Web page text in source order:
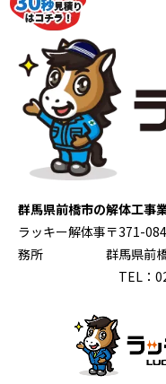
群馬県前橋市の解体工事
ラッキー解体事
務所
〒371-
群馬県前
TEL：